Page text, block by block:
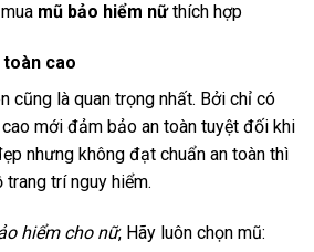
mũ bảo hiểm nữthích hợp
toàn cao
cũng là quan trọng nhất. Bởi chỉ có
mới đảm bảo an toàn tuyệt đối khi
nhưng không đạt chuẩn an toàn thì
trí nguy hiểm.
hiểm cho nữ, Hãy luôn chọn mũ: